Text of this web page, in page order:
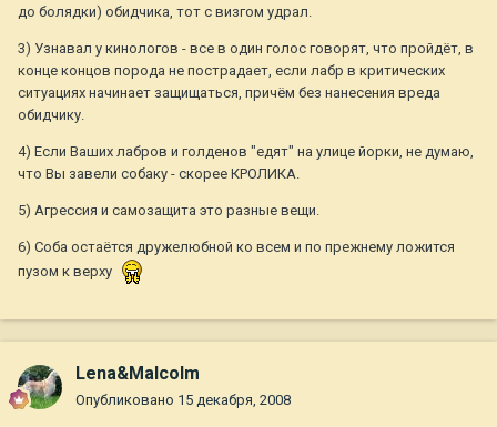
до болядки) обидчика, тот с визгом удрал.
3) Узнавал у кинологов - все в один голос говорят, что пройдёт, в
конце концов порода не пострадает, если лабр в критических
ситуациях начинает защищаться, причём без нанесения вреда
обидчику.
4) Если Ваших лабров и голденов "едят" на улице йорки, не думаю,
что Вы завели собаку - скорее КРОЛИКА.
5) Агрессия и самозащита это разные вещи.
6) Соба остаётся дружелюбной ко всем и по прежнему ложится
пузом к верху
Lena&Malcolm
Опубликовано 15 декабря, 2008